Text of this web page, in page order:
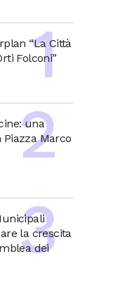
“La Città
Folconi”
una
Marco
la crescita
dei